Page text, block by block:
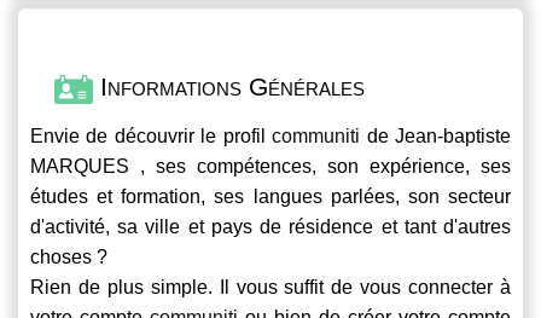
Informations Générales
Envie de découvrir le profilcommuniti de Jean-baptiste
MARQUES , ses compétences, son expérience, ses
études et formation, ses langues parlées, son secteur
d'activité, sa ville et pays de résidence et tant d'autres
choses ?
Rien de plus simple. Il vous suffit de vous connecter à